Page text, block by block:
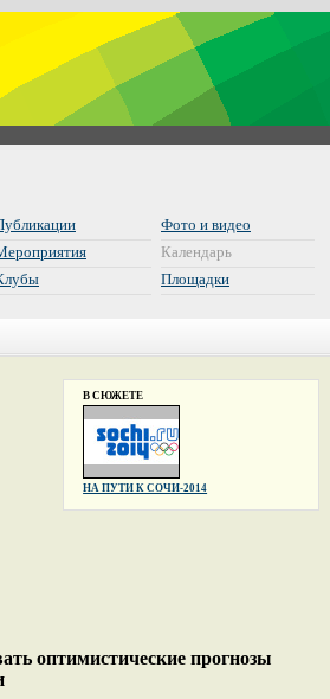
Фото и видео
Календарь
Площадки
В СЮЖЕТЕ
НА ПУТИ К СОЧИ-2014
оптимистические прогнозы